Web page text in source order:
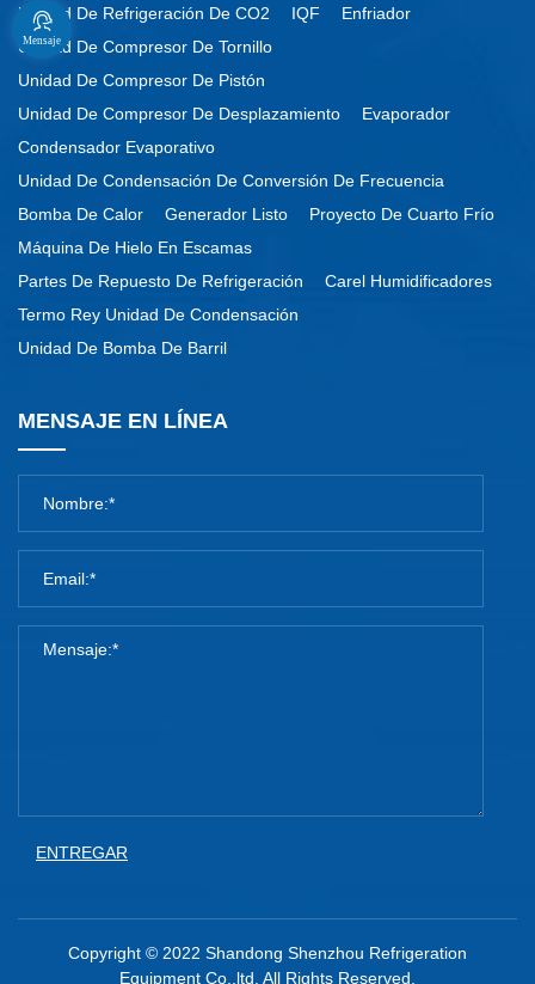
Mensaje
Unidad De Refrigeración De CO2 IQF
Enfriador
Unidad De Compresor De Tornillo
Unidad De Compresor De Pistón
Unidad De Compresor De Desplazamiento
Evaporador
Condensador Evaporativo
Unidad De Condensación De Conversión De Frecuencia
Bomba De Calor
Generador Listo
Proyecto De Cuarto Frío
Máquina De Hielo En Escamas
Partes De Repuesto De Refrigeración
Carel Humidificadores
Termo Rey Unidad De Condensación
Unidad De Bomba De Barril
MENSAJE EN LÍNEA
ENTREGAR
Copyright © 2022 Shandong Shenzhou Refrigeration
Equipment Co.,ltd. All Rights Reserved.